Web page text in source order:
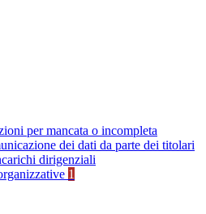
per mancata o incompleta
dei dati da parte dei titolari
dirigenziali
1